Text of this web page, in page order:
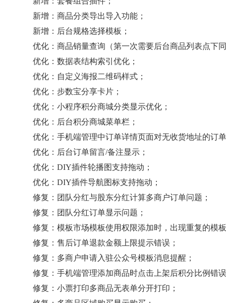
新增：商品分类导出导入功能；
新增：后台规格选择模板；
优化：商品销量查询（第一次需要后台商品列表点下
优化：数据表结构索引优化；
优化：自定义海报二维码样式；
优化：步数宝分享卡片；
优化：小程序积分商城分类显示优化；
优化：后台积分商城菜单栏；
优化：手机端管理中订单详情页面对无收货地址的订
优化：后台订单留言/备注显示；
优化：DIY插件轮播图支持拖动；
优化：DIY插件导航图标支持拖动；
修复：团队分红与股东分红计算多商户订单问题；
修复：团队分红订单显示问题；
修复：模板市场模板使用权限添加时，出现重复的模
修复：售后订单退款金额上限提示错误；
修复：多商户申请入驻公众号模板消息提醒；
修复：手机端管理添加商品时点击上架后积分比例错
修复：小票打印多商品无表单分开打印；